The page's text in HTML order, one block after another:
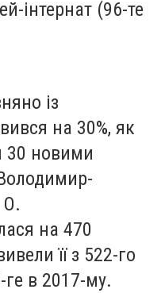
інтернат (96-те
із
на 30%, як
30 новими
О.
на 470
її з 522-го
ге в 2017-му.